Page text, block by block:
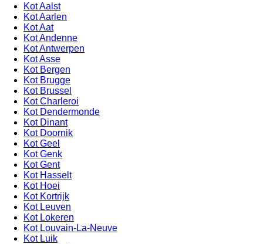
Kot Aalst
Kot Aarlen
Kot Aat
Kot Andenne
Kot Antwerpen
Kot Asse
Kot Bergen
Kot Brugge
Kot Brussel
Kot Charleroi
Kot Dendermonde
Kot Dinant
Kot Doornik
Kot Geel
Kot Genk
Kot Gent
Kot Hasselt
Kot Hoei
Kot Kortrijk
Kot Leuven
Kot Lokeren
Kot Louvain-La-Neuve
Kot Luik